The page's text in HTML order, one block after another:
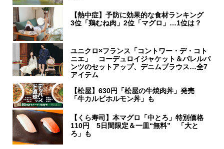
【熱中症】予防に効果的な食材ランキング
3位「鶏むね肉」2位「マグロ」…1位は？
ユニクロ×フランス「コントワー・デ・コト
ニエ」 コーデュロイジャケット＆バレルパ
ンツのセットアップ、デニムブラウス…全7
アイテム
【松屋】630円「松屋の牛焼肉丼」発売
「牛カルビホルモン丼」も
【くら寿司】本マグロ「中とろ」特別価格
110円 5日間限定＆一皿“無料” 「大と
ろ」も